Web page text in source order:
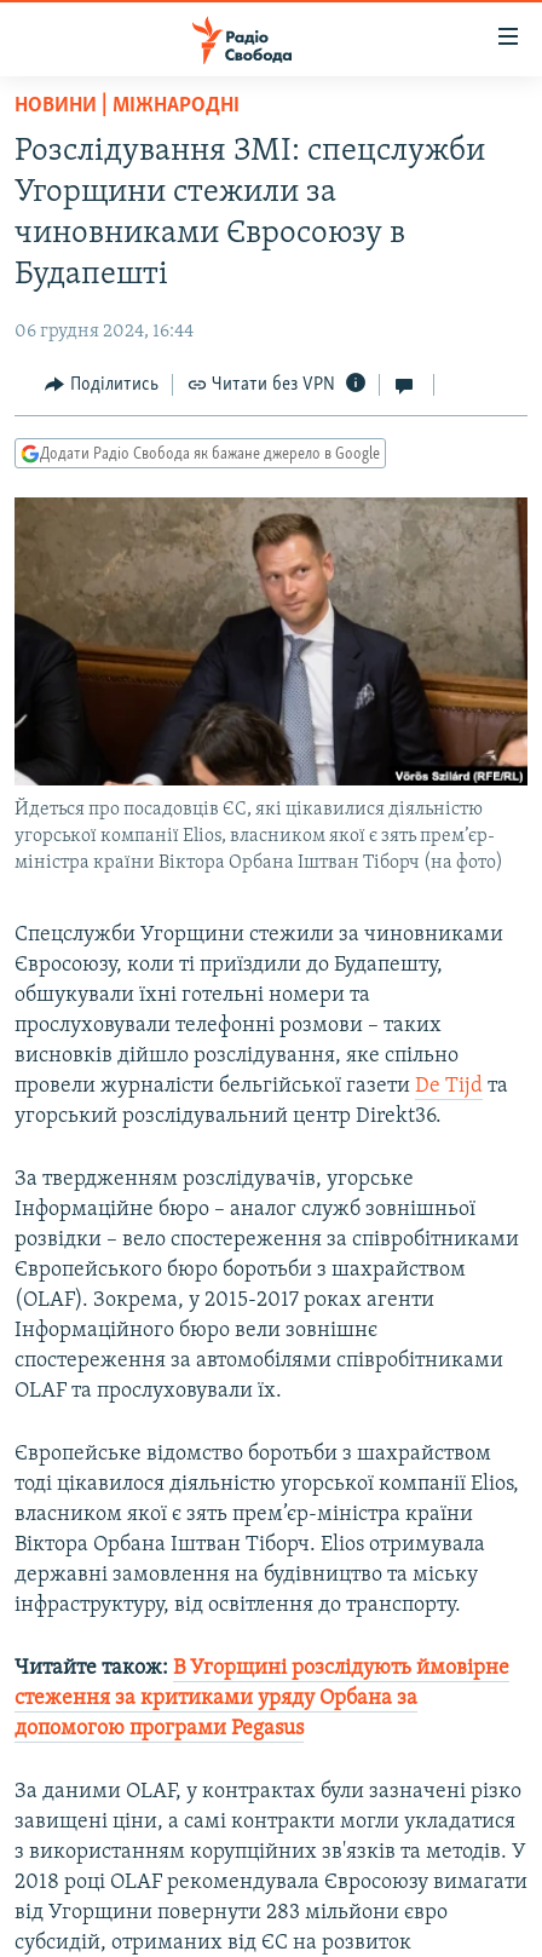
Перейти
основного
матеріалу
Перейти
основної
Перейти
пошуку
ВСЕ ЗА ДОБУ
СТАТТІ
СУСПІЛЬСТВО
КУЛЬТУРА
СПОРТ
ВІЙНА
ДОНБАС.РЕАЛІЇ
КРИМ.РЕАЛІЇ
ТИ ЯК?
КИТАЙ.ВИКЛИКИ
МУЛЬТИМЕДІА
ФОТО
СПЕЦПРОЄКТИ
РУС
УКР
ДОЛУЧАЙСЯ!
Усі сайти RFE/RL
НОВИНИ | МІЖНАРОДНІ
Розслідування ЗМІ: спецслужби
Угорщини стежили за
чиновниками Євросоюзу в
Будапешті
06 грудня 2024, 16:44
Поділитись Читати без VPN
Додати Радіо Свобода як бажане джерело в Google
Йдеться про посадовців ЄС, які цікавилися діяльністю
угорської компанії Elios, власником якої є зять прем’єр-
міністра країни Віктора Орбана Іштван Тіборч (на фото)
Спецслужби Угорщини стежили за чиновниками
Євросоюзу, коли ті приїздили до Будапешту,
обшукували їхні готельні номери та
прослуховували телефонні розмови – таких
висновків дійшло розслідування, яке спільно
провели журналісти бельгійської газети De Tijd та
угорський розслідувальний центр Direkt36.
За твердженням розслідувачів, угорське
Інформаційне бюро – аналог служб зовнішньої
розвідки – вело спостереження за співробітниками
Європейського бюро боротьби з шахрайством
(OLAF). Зокрема, у 2015-2017 роках агенти
Інформаційного бюро вели зовнішнє
спостереження за автомобілями співробітниками
OLAF та прослуховували їх.
Європейське відомство боротьби з шахрайством
тоді цікавилося діяльністю угорської компанії Elios,
власником якої є зять прем’єр-міністра країни
Віктора Орбана Іштван Тіборч. Elios отримувала
державні замовлення на будівництво та міську
інфраструктуру, від освітлення до транспорту.
Читайте також: В Угорщині розслідують ймовірне
стеження за критиками уряду Орбана за
допомогою програми Pegasus
За даними OLAF, у контрактах були зазначені різко
завищені ціни, а самі контракти могли укладатися
з використанням корупційних зв'язків та методів. У
2018 році OLAF рекомендувала Євросоюзу вимагати
від Угорщини повернути 283 мільйони євро
субсидій, отриманих від ЄС на розвиток